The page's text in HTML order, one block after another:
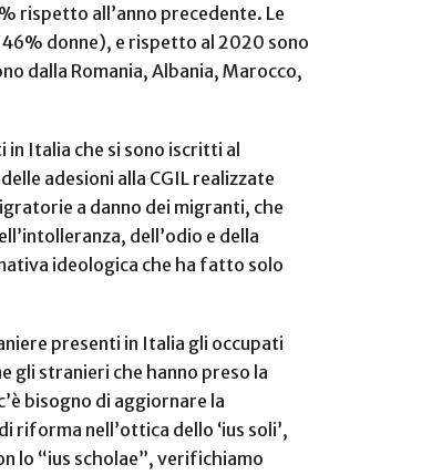
rispetto all’anno precedente. Le
donne), e rispetto al 2020 sono
dalla Romania, Albania, Marocco,
Italia che si sono iscritti al
adesioni alla CGIL realizzate
a danno dei migranti, che
dell’odio e della
ideologica che ha fatto solo
presenti in Italia gli occupati
gli stranieri che hanno preso la
bisogno di aggiornare la
riforma nell’ottica dello ‘ius soli’,
lo “ius scholae”, verifichiamo